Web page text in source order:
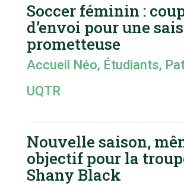
Soccer féminin :
d’envoi pour une
prometteuse
Accueil Néo, Étudiants,
UQTR
Nouvelle saison,
objectif pour la
Shany Black